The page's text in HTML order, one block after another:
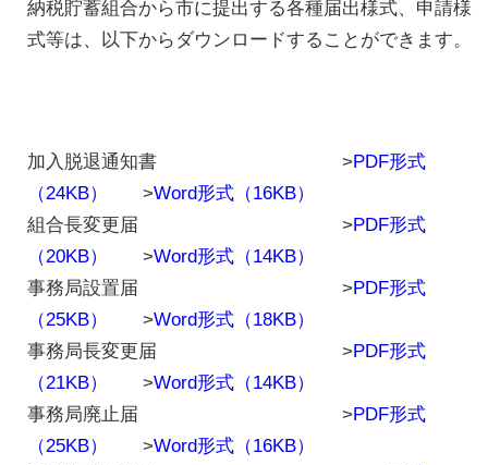
納税貯蓄組合から市に提出する各種届出様式、申請様
式等は、以下からダウンロードすることができます。
加入脱退通知書 >PDF形式
（24KB）
>Word形式（16KB）
組合長変更届 >PDF形式
（20KB）
>Word形式（14KB）
事務局設置届 >PDF形式
（25KB）
>Word形式（18KB）
事務局長変更届 >PDF形式
（21KB）
>Word形式（14KB）
事務局廃止届 >PDF形式
（25KB）
>Word形式（16KB）